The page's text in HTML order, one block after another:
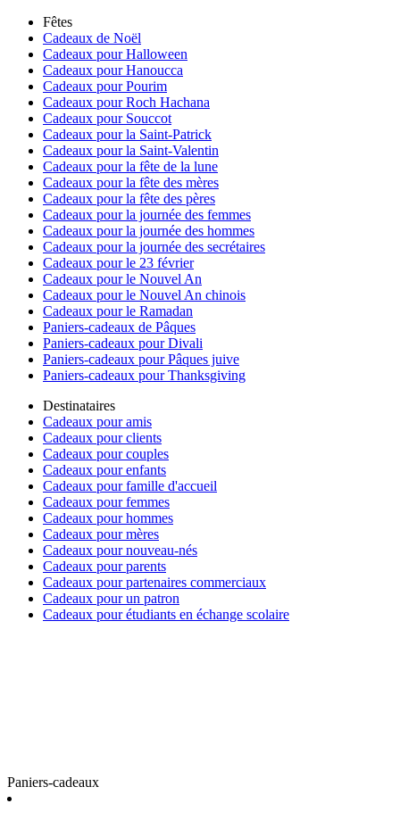
Fêtes
Cadeaux de Noël
Cadeaux pour Halloween
Cadeaux pour Hanoucca
Cadeaux pour Pourim
Cadeaux pour Roch Hachana
Cadeaux pour Souccot
Cadeaux pour la Saint-Patrick
Cadeaux pour la Saint-Valentin
Cadeaux pour la fête de la lune
Cadeaux pour la fête des mères
Cadeaux pour la fête des pères
Cadeaux pour la journée des femmes
Cadeaux pour la journée des hommes
Cadeaux pour la journée des secrétaires
Cadeaux pour le 23 février
Cadeaux pour le Nouvel An
Cadeaux pour le Nouvel An chinois
Cadeaux pour le Ramadan
Paniers-cadeaux de Pâques
Paniers-cadeaux pour Divali
Paniers-cadeaux pour Pâques juive
Paniers-cadeaux pour Thanksgiving
Destinataires
Cadeaux pour amis
Cadeaux pour clients
Cadeaux pour couples
Cadeaux pour enfants
Cadeaux pour famille d'accueil
Cadeaux pour femmes
Cadeaux pour hommes
Cadeaux pour mères
Cadeaux pour nouveau-nés
Cadeaux pour parents
Cadeaux pour partenaires commerciaux
Cadeaux pour un patron
Cadeaux pour étudiants en échange scolaire
Paniers-cadeaux